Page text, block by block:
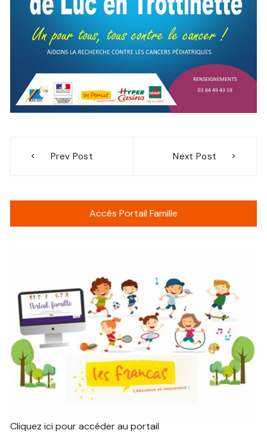
Prev Post Next Post
Accès Portail Famille
Cliquez ici pour accéder au portail